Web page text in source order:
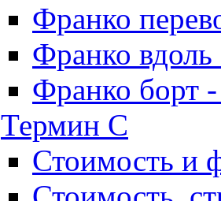
Франко
Франко вдоль
Франко борт
Термин С
Стоимость и